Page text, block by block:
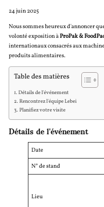
24 juin 2025
Nous sommes heureux d'annoncer
volontéexposition àProPak &
internationaux consacrés aux
produits alimentaires.
Table des matières
Détails de l'événement
Rencontrez l'équipe Lebei
Planifiez votre visite
Détails de l'événement
Date
N° de stand
Lieu